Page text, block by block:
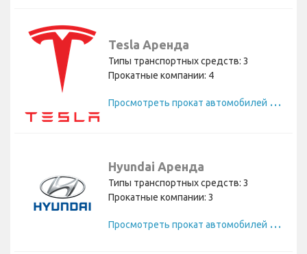
Tesla Аренда
Типы транспортных средств: 3
Прокатные компании: 4
П
росмотреть прокат автомобилей Tesla
Hyundai Аренда
Типы транспортных средств: 3
Прокатные компании: 3
П
росмотреть прокат автомобилей Hyundai